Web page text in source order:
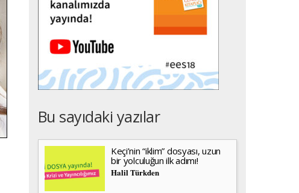
Bu sayıdaki yazılar
Keçi’nin “iklim” dosyası, uzun
bir yolculuğun ilk adımı!
Halil Türkden